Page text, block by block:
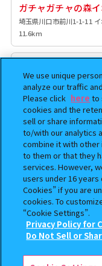
検索中の
サンリオ
ガチャガチャの森
埼玉県川口市前川1-1-11
11.6km
埼玉県戸田市美女木東1-
12.4km
ガチャガチャの森
埼玉県さいたま市浦和区
ルソ 3階
15.5km
ガシャポンのデパ
東京都大田区平和島1-1-
16.1km
BIG FUN平和島店
We use unique
analyze our traffic
Please click here to
cookies and the
sell or share
to/with our analytics
combine it with
to them or that they
services. However,
users under 16 years
Cookies” if you are
cookies. To
“Cookie Settings”.
Privacy Policy for
Do Not Sell or